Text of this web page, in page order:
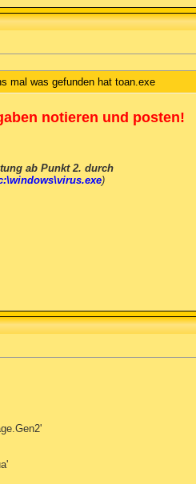
mal was gefunden hat toan.exe
notieren und posten!
ab Punkt 2. durch
)